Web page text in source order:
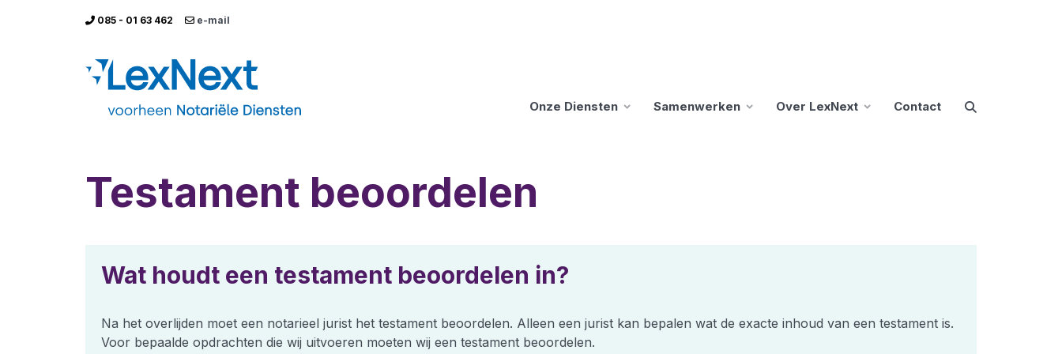
085 - 01 63 462 e-mail
Onze Diensten Samenwerken Over LexNext Contact
Testament beoordelen
Wat houdt een testament beoordelen in?
Na het overlijden moet een notarieel jurist het testament beoordelen. Alleen een jurist kan bepalen wat de exacte inhoud van een testament is.
Voor bepaalde opdrachten die wij uitvoeren moeten wij een testament beoordelen.